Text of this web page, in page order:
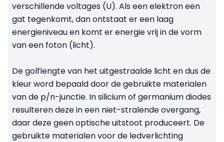
verschillende voltages (U). Als een elektron een
gat tegenkomt, dan ontstaat er een laag
energieniveau en komt er energie vrij in de vorm
van een foton (licht).
De golflengte van het uitgestraalde licht en dus de
kleur word bepaald door de gebruikte materialen
van de p/n-junctie. In silicium of germanium diodes
resulteren deze in een niet-stralende overgang,
daar deze geen optische uitstoot produceert. De
gebruikte materialen voor de ledverlichting